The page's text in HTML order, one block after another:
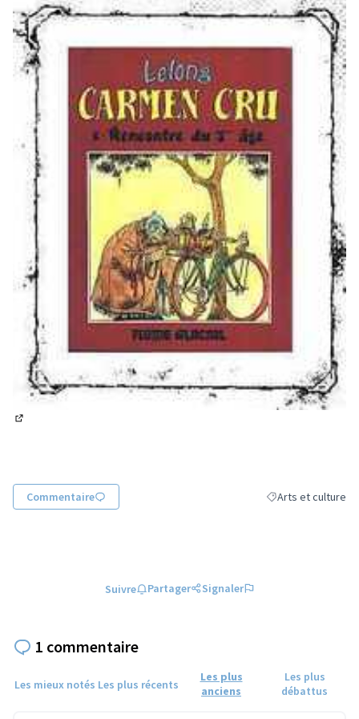
Commentaire Filtrer les
Arts et culture
Suivre Partager Signaler
1 commentaire
Les mieux notés Les plus récents
Les plus
anciens
Les plus
débattus